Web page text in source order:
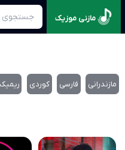
مازنی موزیک
مازندرانی فارسی کوردی